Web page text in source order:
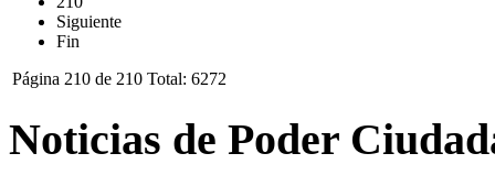
Siguiente
Fin
Página 210 de 210 Total: 6272
Noticias de Poder